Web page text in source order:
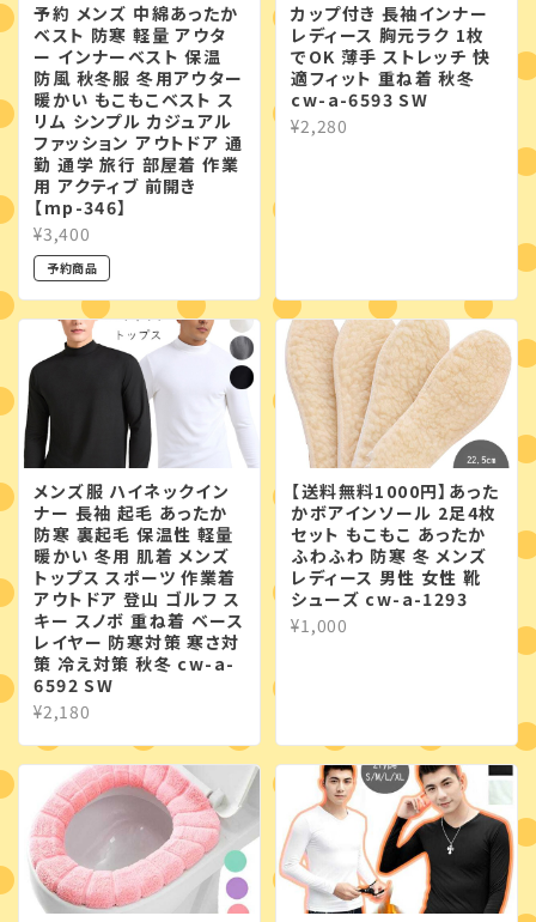
予約 メンズ 中綿あったか
ベスト 防寒 軽量 アウタ
ー インナーベスト 保温
防風 秋冬服 冬用アウター
暖かい もこもこベスト ス
リム シンプル カジュアル
ファッション アウトドア 通
勤 通学 旅行 部屋着 作業
用 アクティブ 前開き
【mp-346】
¥3,400
予約商品
カップ付き 長袖インナー
レディース 胸元ラク 1枚
でOK 薄手 ストレッチ 快
適フィット 重ね着 秋冬
cw-a-6593 SW
¥2,280
メンズ服 ハイネックイン
ナー 長袖 起毛 あったか
防寒 裏起毛 保温性 軽量
暖かい 冬用 肌着 メンズ
トップス スポーツ 作業着
アウトドア 登山 ゴルフ ス
キー スノボ 重ね着 ベース
レイヤー 防寒対策 寒さ対
策 冷え対策 秋冬 cw-a-
6592 SW
¥2,180
【送料無料1000円】あった
かボアインソール 2足4枚
セット もこもこ あったか
ふわふわ 防寒 冬 メンズ
レディース 男性 女性 靴
シューズ cw-a-1293
¥1,000